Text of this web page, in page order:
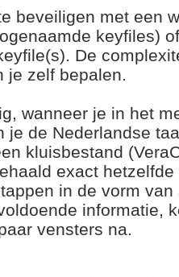
beveiligen met een
keyfiles)
De
je zelf bepalen.
wanneer je in het
je de Nederlandse
kluisbestand
exact
in de vorm
informatie,
vensters na.